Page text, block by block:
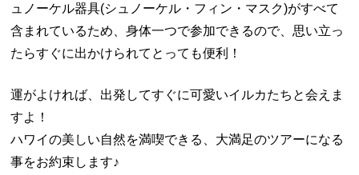
ュノーケル器具(シュノーケル・フィン・マスク)がすべて
含まれているため、身体一つで参加できるので、思い立っ
たらすぐに出かけられてとっても便利！
運がよければ、出発してすぐに可愛いイルカたちと会えま
すよ！
ハワイの美しい自然を満喫できる、大満足のツアーになる
事をお約束します♪